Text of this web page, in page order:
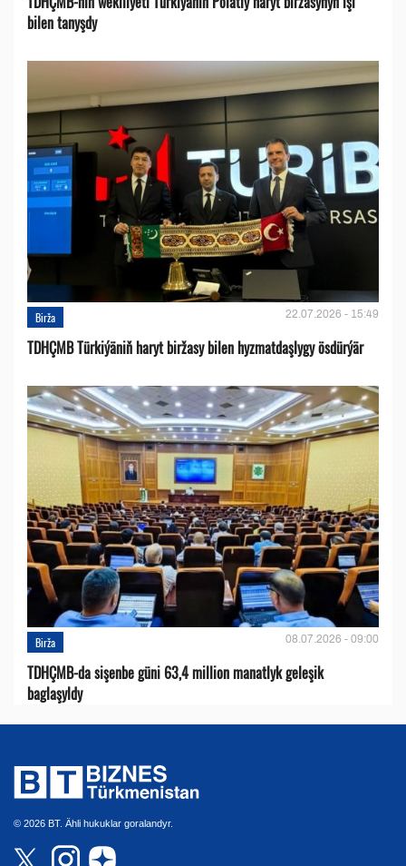
bilen tanyşdy
Birža 22.07.2026 - 15:49
TDHÇMB Türkiýäniň haryt biržasy bilen hyzmatdaşlygy ösdürýär
Birža 08.07.2026 - 09:00
TDHÇMB-da sişenbe güni 63,4 million manatlyk geleşik
baglaşyldy
© 2026 BT. Ähli hukuklar goralandyr.